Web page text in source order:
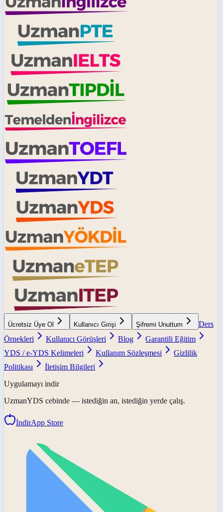
Ücretsiz Üye Ol Kullanıcı Girişi Şifremi Unuttum
Ders
Örnekleri
Kullanıcı Görüşleri Blog
Garantili Eğitim
YDS / e-YDS Kelimeleri
Kullanım Sözleşmesi
Gizlilik
Politikası
İletişim Bilgileri
Uygulamayı indir
UzmanYDS cebinde — istediğin an, istediğin yerde çalış.
İndirApp Store